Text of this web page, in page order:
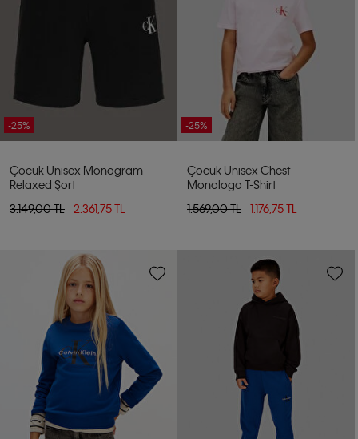
-25%
Çocuk Unisex Monogram
Relaxed Şort
3.149,00 TL
2.361,75 TL
-25%
Çocuk Unisex Chest
Monologo T-Shirt
1.569,00 TL
1.176,75 TL